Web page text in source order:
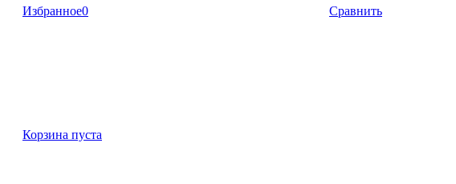
Избранное0 Сравнить
Корзина пуста